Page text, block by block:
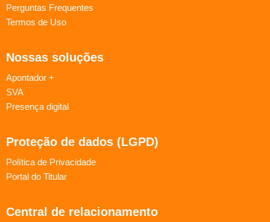
Perguntas Frequentes
Termos de Uso
Nossas soluções
Apontador +
SVA
Presença digital
Proteção de dados (LGPD)
Política de Privacidade
Portal do Titular
Central de relacionamento